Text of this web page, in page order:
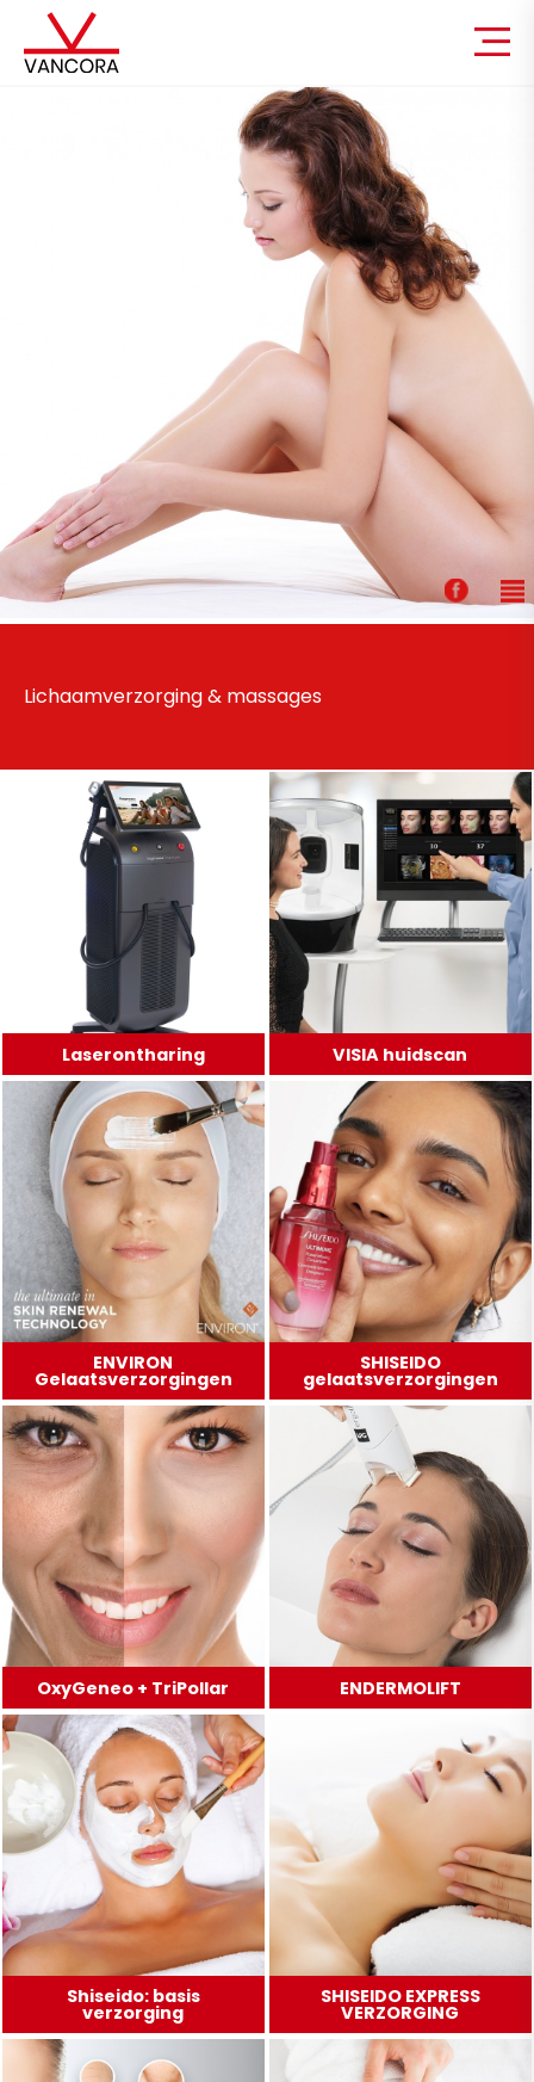
Lichaamverzorging & massages
Laserontharing VISIA huidscan
ENVIRON
Gelaatsverzorgingen
SHISEIDO
gelaatsverzorgingen
OxyGeneo + TriPollar ENDERMOLIFT
Shiseido: basis
verzorging
SHISEIDO EXPRESS
VERZORGING